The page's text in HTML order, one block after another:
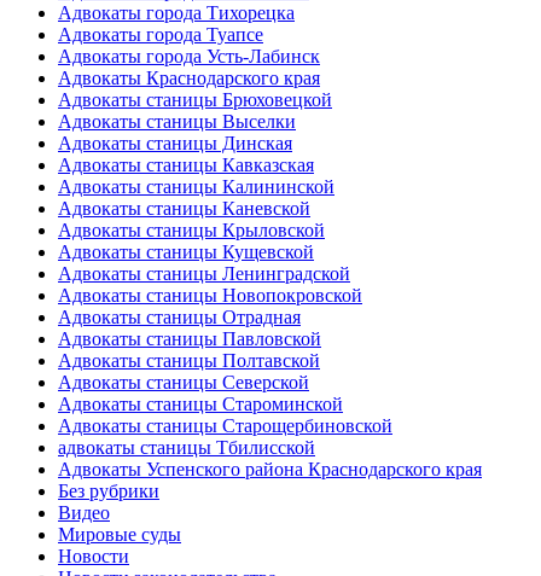
Адвокаты города Тихорецка
Адвокаты города Туапсе
Адвокаты города Усть-Лабинск
Адвокаты Краснодарского края
Адвокаты станицы Брюховецкой
Адвокаты станицы Выселки
Адвокаты станицы Динская
Адвокаты станицы Кавказская
Адвокаты станицы Калининской
Адвокаты станицы Каневской
Адвокаты станицы Крыловской
Адвокаты станицы Кущевской
Адвокаты станицы Ленинградской
Адвокаты станицы Новопокровской
Адвокаты станицы Отрадная
Адвокаты станицы Павловской
Адвокаты станицы Полтавской
Адвокаты станицы Северской
Адвокаты станицы Староминской
Адвокаты станицы Старощербиновской
адвокаты станицы Тбилисской
Адвокаты Успенского района Краснодарского края
Без рубрики
Видео
Мировые суды
Новости